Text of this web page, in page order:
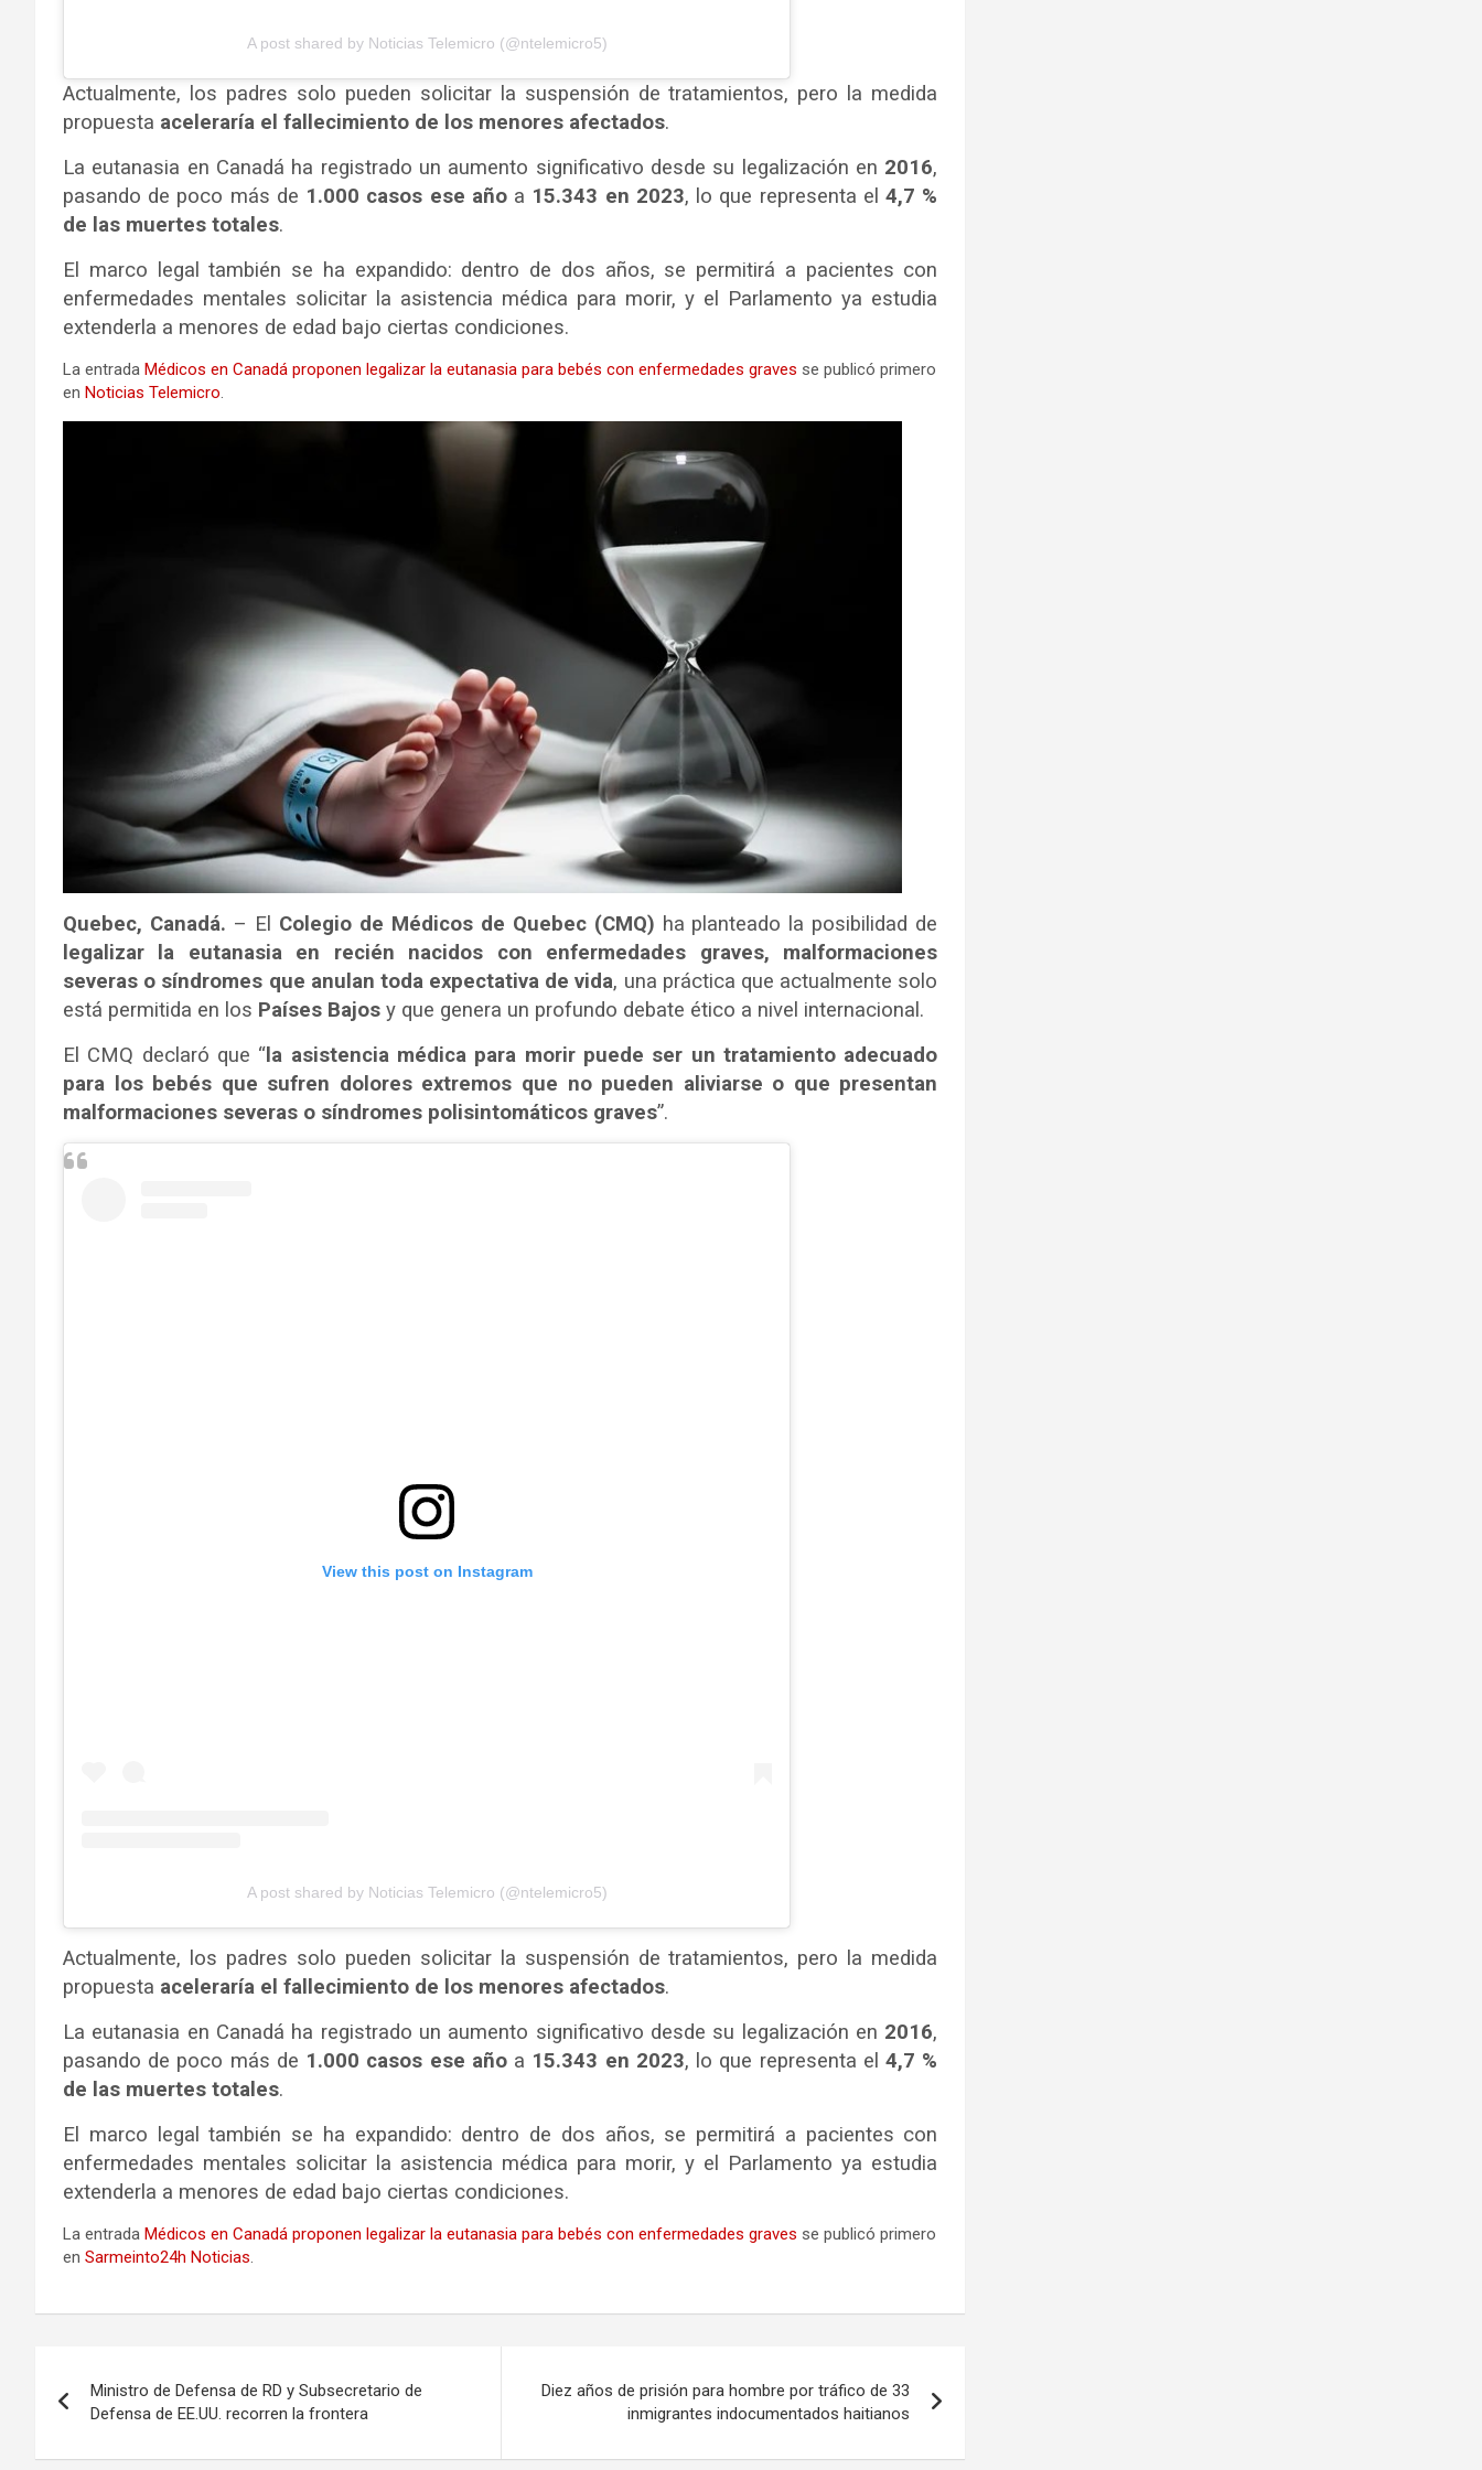
A post shared by Noticias Telemicro (@ntelemicro5)
Actualmente, los padres solo pueden solicitar la suspensión de tratamientos, pero la medida
propuesta aceleraría el fallecimiento de los menores afectados.
La eutanasia en Canadá ha registrado un aumento significativo desde su legalización en 2016,
pasando de poco más de 1.000 casos ese añoa 15.343 en 2023, lo que representa el4,7 %
de las muertes totales.
El marco legal también se ha expandido: dentro de dos años, se permitirá a pacientes con
enfermedades mentales solicitar la asistencia médica para morir, y el Parlamento ya estudia
extenderla a menores de edad bajo ciertas condiciones.
La entrada Médicos en Canadá proponen legalizar la eutanasia para bebés con enfermedades graves se publicó primero
en Noticias Telemicro.
Quebec, Canadá. – El Colegio de Médicos de Quebec (CMQ) ha planteado la posibilidad de
legalizar la eutanasia en recién nacidos con enfermedades graves, malformaciones
severas o síndromes que anulan toda expectativa de vida, una práctica que actualmente solo
está permitida en los Países Bajos y que genera un profundo debate ético a nivel internacional.
El CMQ declaró que “ la asistencia médica para morir puede ser un tratamiento adecuado
para los bebés que sufren dolores extremos que no pueden aliviarse o que presentan
malformaciones severas o síndromes polisintomáticos graves”.
View this post on Instagram
A post shared by Noticias Telemicro (@ntelemicro5)
Actualmente, los padres solo pueden solicitar la suspensión de tratamientos, pero la medida
propuesta aceleraría el fallecimiento de los menores afectados.
La eutanasia en Canadá ha registrado un aumento significativo desde su legalización en 2016,
pasando de poco más de 1.000 casos ese añoa 15.343 en 2023, lo que representa el4,7 %
de las muertes totales.
El marco legal también se ha expandido: dentro de dos años, se permitirá a pacientes con
enfermedades mentales solicitar la asistencia médica para morir, y el Parlamento ya estudia
extenderla a menores de edad bajo ciertas condiciones.
La entrada Médicos en Canadá proponen legalizar la eutanasia para bebés con enfermedades graves se publicó primero
en Sarmeinto24h Noticias.
de
entradas
Ministro de Defensa de RD y Subsecretario de
Defensa de EE.UU. recorren la frontera
Diez años de prisión para hombre por tráfico de 33
inmigrantes indocumentados haitianos